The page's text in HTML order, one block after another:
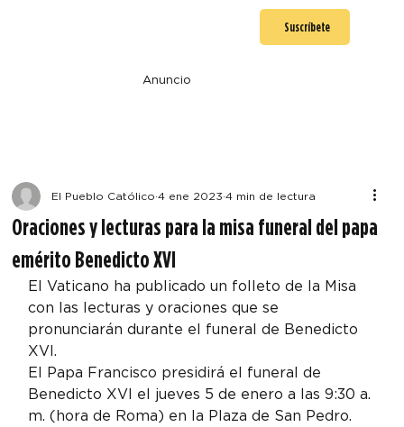
Suscríbete
Anuncio
Oraciones y lecturas para la misa funeral del papa
emérito Benedicto XVI
El Pueblo Católico 4 ene 2023 4 min de lectura
El Vaticano ha publicado un folleto de la Misa
con las lecturas y oraciones que se
pronunciarán durante el funeral de Benedicto
XVI.
El Papa Francisco presidirá el funeral de
Benedicto XVI el jueves 5 de enero a las 9:30 a.
m. (hora de Roma) en la Plaza de San Pedro.